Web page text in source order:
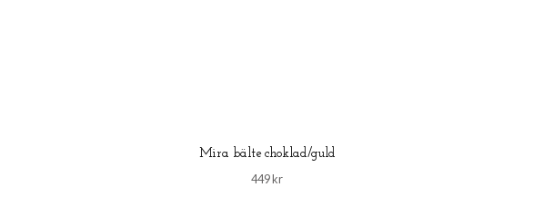
Mira bälte choklad/guld
449 kr